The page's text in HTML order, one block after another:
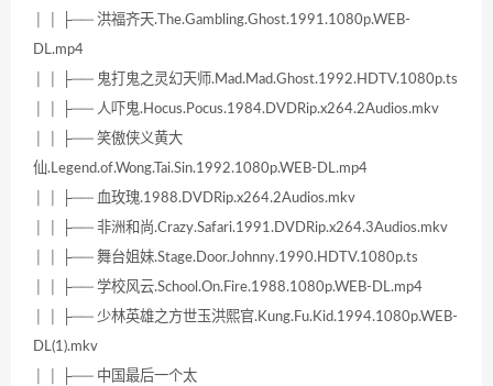
│ │ ├── 洪福齐天.The.Gambling.Ghost.1991.1080p.WEB-
DL.mp4
│ │ ├── 鬼打鬼之灵幻天师.Mad.Mad.Ghost.1992.HDTV.1080p.ts
│ │ ├── 人吓鬼.Hocus.Pocus.1984.DVDRip.x264.2Audios.mkv
│ │ ├── 笑傲侠义黄大
仙.Legend.of.Wong.Tai.Sin.1992.1080p.WEB-DL.mp4
│ │ ├── 血玫瑰.1988.DVDRip.x264.2Audios.mkv
│ │ ├── 非洲和尚.Crazy.Safari.1991.DVDRip.x264.3Audios.mkv
│ │ ├── 舞台姐妹.Stage.Door.Johnny.1990.HDTV.1080p.ts
│ │ ├── 学校风云.School.On.Fire.1988.1080p.WEB-DL.mp4
│ │ ├── 少林英雄之方世玉洪熙官.Kung.Fu.Kid.1994.1080p.WEB-
DL(1).mkv
│ │ ├── 中国最后一个太